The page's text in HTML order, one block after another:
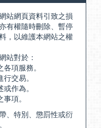
站網頁資料引致之損
有權隨時刪除、暫停
，以維護本網站之權
站對於：
項服務。
交易。
作為。
項。
、特別、懲罰性或衍